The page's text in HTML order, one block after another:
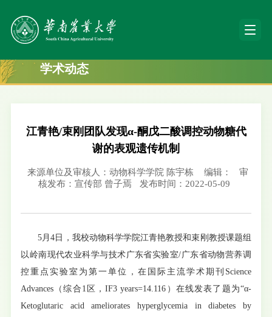
学术动态
江青艳/束刚团队发现α-酮戊二酸调控动物糖代
谢的表观遗传机制
来源单位及审核人：动物科学学院 陈宇栋 编辑：
审
核发布：宣传部 曾子焉
发布时间：2022-05-09
5月4日，我校动物科学学院江青艳教授和束刚教授课题组
以岭南现代农业科学与技术广东省实验室/广东省动物营养调
控重点实验室为第一单位，在国际主流学术期刊Science
Advances（综合1区，IF3 years=14.116）在线发表了题为“α-
Ketoglutaric acid ameliorates hyperglycemia in diabetes by